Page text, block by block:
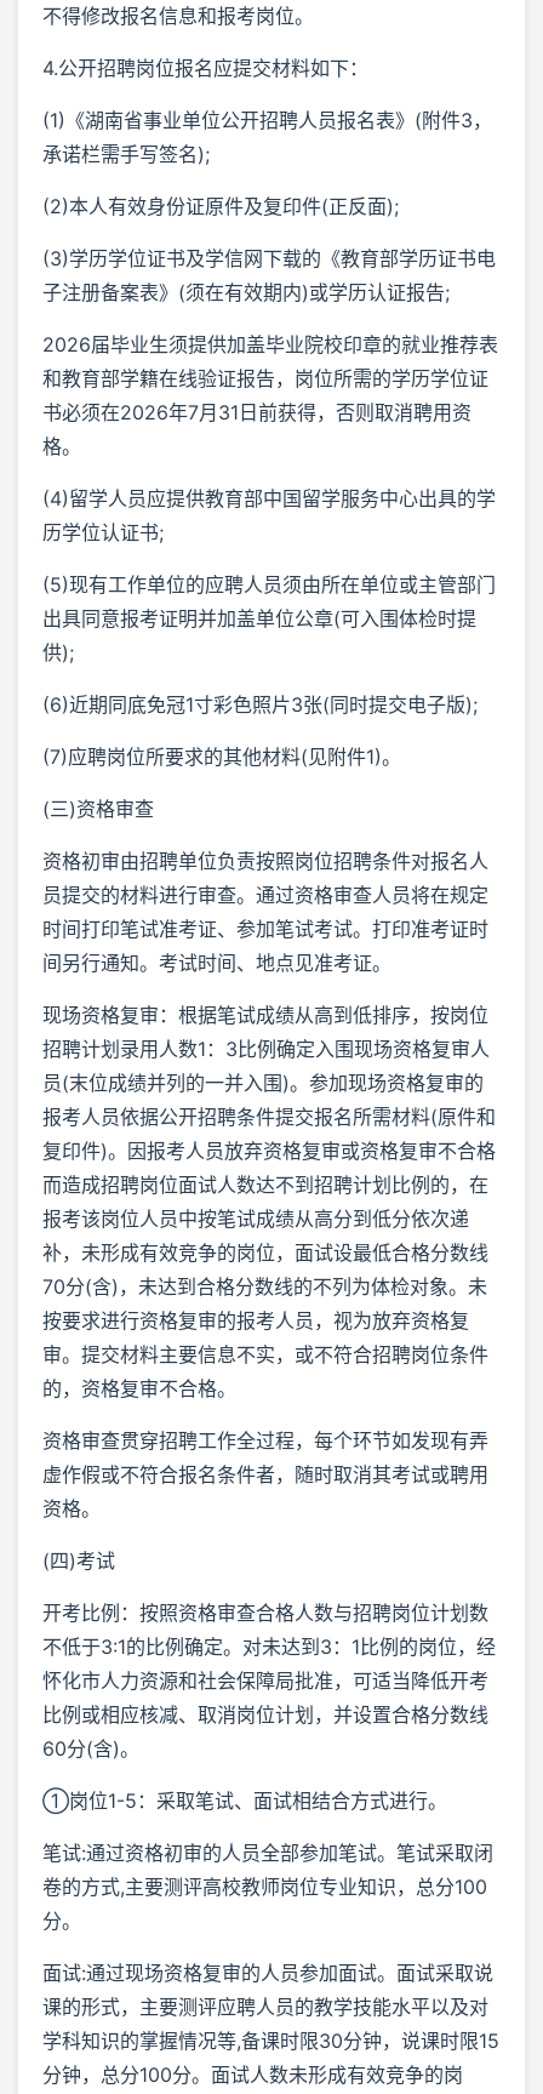
不得修改报名信息和报考岗位。
4.公开招聘岗位报名应提交材料如下：
(1)《湖南省事业单位公开招聘人员报名表》(附件3，
承诺栏需手写签名);
(2)本人有效身份证原件及复印件(正反面);
(3)学历学位证书及学信网下载的《教育部学历证书电
子注册备案表》(须在有效期内)或学历认证报告;
2026届毕业生须提供加盖毕业院校印章的就业推荐表
和教育部学籍在线验证报告，岗位所需的学历学位证
书必须在2026年7月31日前获得，否则取消聘用资
格。
(4)留学人员应提供教育部中国留学服务中心出具的学
历学位认证书;
(5)现有工作单位的应聘人员须由所在单位或主管部门
出具同意报考证明并加盖单位公章(可入围体检时提
供);
(6)近期同底免冠1寸彩色照片3张(同时提交电子版);
(7)应聘岗位所要求的其他材料(见附件1)。
(三)资格审查
资格初审由招聘单位负责按照岗位招聘条件对报名人
员提交的材料进行审查。通过资格审查人员将在规定
时间打印笔试准考证、参加笔试考试。打印准考证时
间另行通知。考试时间、地点见准考证。
现场资格复审：根据笔试成绩从高到低排序，按岗位
招聘计划录用人数1：3比例确定入围现场资格复审人
员(末位成绩并列的一并入围)。参加现场资格复审的
报考人员依据公开招聘条件提交报名所需材料(原件和
复印件)。因报考人员放弃资格复审或资格复审不合格
而造成招聘岗位面试人数达不到招聘计划比例的，在
报考该岗位人员中按笔试成绩从高分到低分依次递
补，未形成有效竞争的岗位，面试设最低合格分数线
70分(含)，未达到合格分数线的不列为体检对象。未
按要求进行资格复审的报考人员，视为放弃资格复
审。提交材料主要信息不实，或不符合招聘岗位条件
的，资格复审不合格。
资格审查贯穿招聘工作全过程，每个环节如发现有弄
虚作假或不符合报名条件者，随时取消其考试或聘用
资格。
(四)考试
开考比例：按照资格审查合格人数与招聘岗位计划数
不低于3:1的比例确定。对未达到3：1比例的岗位，经
怀化市人力资源和社会保障局批准，可适当降低开考
比例或相应核减、取消岗位计划，并设置合格分数线
60分(含)。
①岗位1-5：采取笔试、面试相结合方式进行。
笔试:通过资格初审的人员全部参加笔试。笔试采取闭
卷的方式,主要测评高校教师岗位专业知识，总分100
分。
面试:通过现场资格复审的人员参加面试。面试采取说
课的形式，主要测评应聘人员的教学技能水平以及对
学科知识的掌握情况等,备课时限30分钟，说课时限15
分钟，总分100分。面试人数未形成有效竞争的岗